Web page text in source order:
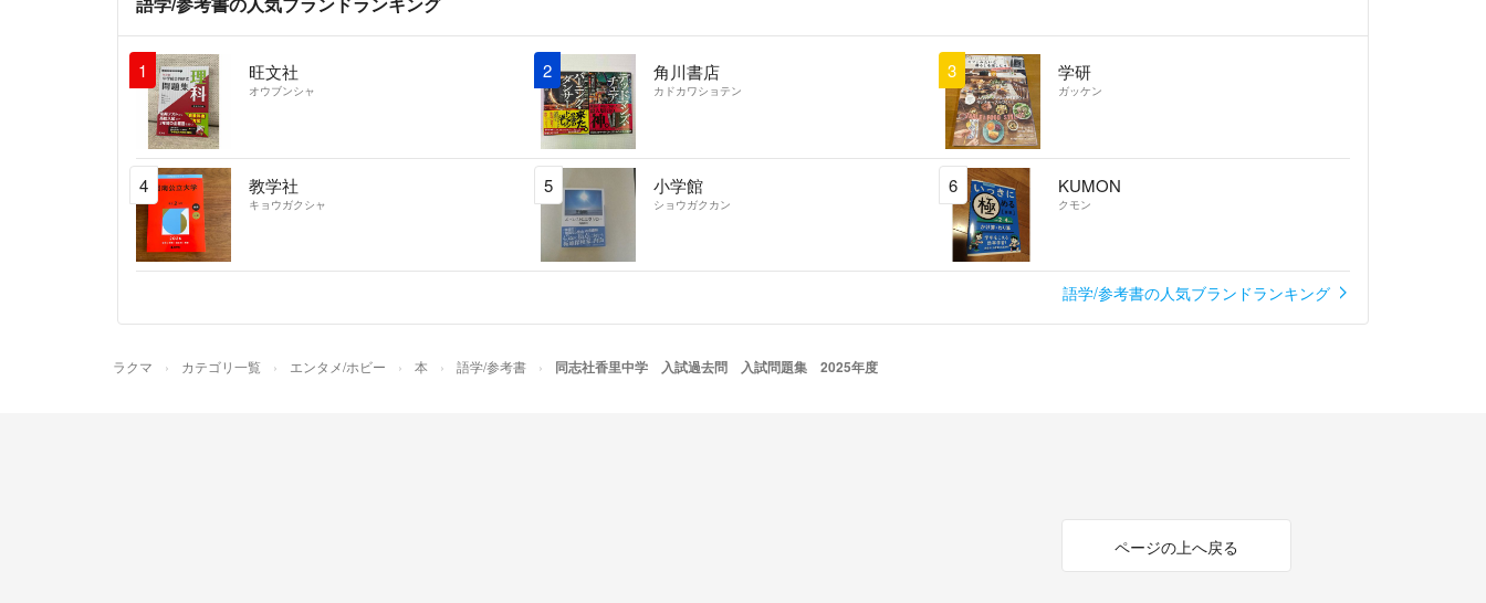
☆商品に気になる点などありましたら、購入前に必ずご質問下さい。
ノンクレーム、ノーリタでお願いします。
読んでいただきありがとうございました♡
1 旺文社
オウブンシャ
2 角川書店
カドカワショテン
3 学研
ガッケン
4 教学社
キョウガクシャ
5 小学館
ショウガクカン
6 KUMON
クモン
語学/参考書の人気ブランドランキング
ラクマ カテゴリ一覧 エンタメ/ホビー 本 語学/参考書 同志社香里中学 入試過去問 入試問題集 2025年度
ページの上へ戻る